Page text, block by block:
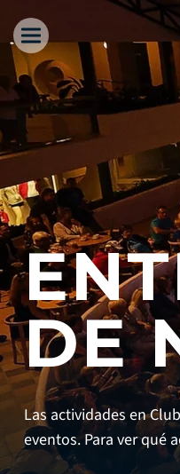
DE
Las actividades en
eventos. Para ver qué